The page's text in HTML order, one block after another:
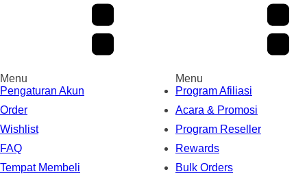
Menu
Pengaturan Akun
Order
Wishlist
FAQ
Tempat Membeli
Menu
Program Afiliasi
Acara & Promosi
Program Reseller
Rewards
Bulk Orders